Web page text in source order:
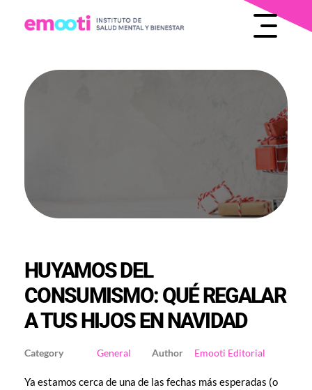
HUYAMOS DEL
CONSUMISMO: QUÉ REGALAR
A TUS HIJOS EN NAVIDAD
Emooti Editorial
General
Ya estamos cerca de una de las fechas más esperadas (o